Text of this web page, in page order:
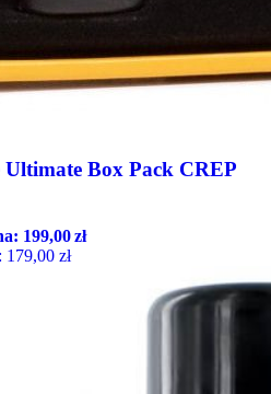
Ultimate Box Pack CREP
199,00zł
179,00 zł